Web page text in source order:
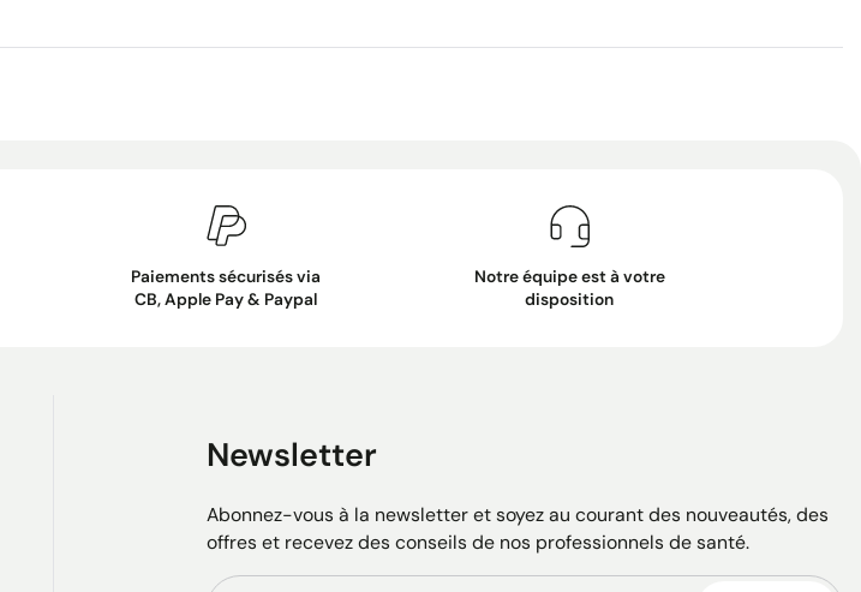
Paiements sécurisés via
CB, Apple Pay & Paypal
Notre équipe est à votre
disposition
Newsletter
Abonnez-vous à la newsletter et soyez au courant des nouveautés, des
offres et recevez des conseils de nos professionnels de santé.